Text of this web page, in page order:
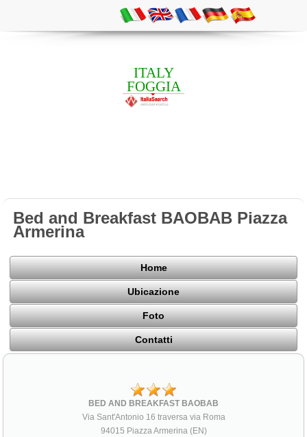
ITALY
FOGGIA
Bed and Breakfast BAOBAB Piazza
Armerina
Home
Ubicazione
Foto
Contatti
BED AND BREAKFAST BAOBAB
Via Sant'Antonio 16 traversa via Roma
94015 Piazza Armerina (EN)